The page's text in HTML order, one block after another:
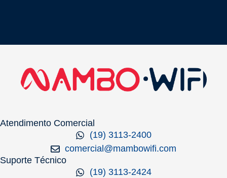
Atendimento Comercial
(19) 3113-2400
comercial@mambowifi.com
Suporte Técnico
(19) 3113-2424